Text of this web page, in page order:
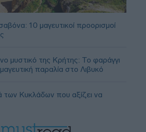
10 μαγευτικοί προορισμοί
μυστικό της Κρήτης: Το φαράγγι
παραλία στο Λιβυκό
των Κυκλάδων που αξίζει να